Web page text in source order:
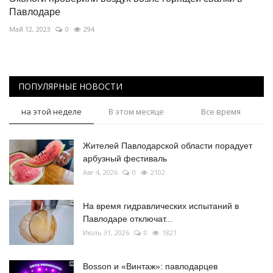
Павлодаре
Май 12, 2023 0 294
ПОПУЛЯРНЫЕ НОВОСТИ
на этой неделе В этом месяце Все время
Жителей Павлодарской области порадует
арбузный фестиваль
Авг 4, 2026 0 2102
На время гидравлических испытаний в
Павлодаре отключат...
Июль 31, 2026 0 1821
Bosson и «Винтаж»: павлодарцев